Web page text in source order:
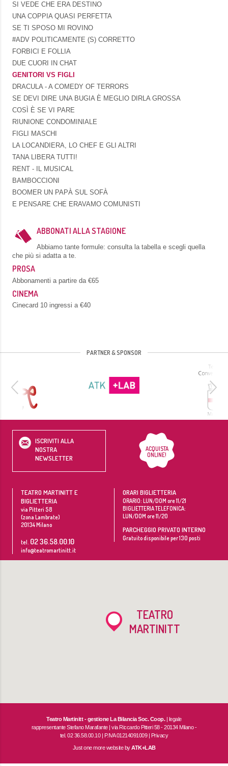
SI VEDE CHE ERA DESTINO
UNA COPPIA QUASI PERFETTA
SE TI SPOSO MI ROVINO
#ADV POLITICAMENTE (S) CORRETTO
FORBICI E FOLLIA
DUE CUORI IN CHAT
GENITORI VS FIGLI
DRACULA - A COMEDY OF TERRORS
SE DEVI DIRE UNA BUGIA È MEGLIO DIRLA GROSSA
COSÌ È SE VI PARE
RIUNIONE CONDOMINIALE
FIGLI MASCHI
LA LOCANDIERA, LO CHEF E GLI ALTRI
TANA LIBERA TUTTI!
RENT - IL MUSICAL
BAMBOCCIONI
BOOMER UN PAPÀ SUL SOFÀ
E PENSARE CHE ERAVAMO COMUNISTI
ABBONATI ALLA STAGIONE
Abbiamo tante formule: consulta la tabella e scegli quella
che più si adatta a te.
PROSA
Abbonamenti a partire da €65
CINEMA
Cinecard 10 ingressi a €40
PARTNER & SPONSOR
ISCRIVITI ALLA
NOSTRA
NEWSLETTER
ACQUISTA
ONLINE!
TEATRO MARTINITT E
BIGLIETTERIA
via Pitteri 58
(zona Lambrate)
20134Milano
tel. 02 36.58.00.10
info@teatromartinitt.it
ORARI BIGLIETTERIA
ORARIO: LUN/DOM ore 11/21
BIGLIETTERIA TELEFONICA:
LUN/DOM ore 11/20
PARCHEGGIO PRIVATO INTERNO
Gratuito disponibile per 130 posti
TEATRO
MARTINITT
Teatro Martinitt - gestione La Bilancia Soc. Coop.| legale
rappresentante Stefano Marafante | via Riccardo Pitteri 58 - 20134 Milano -
tel. 02 36.58.00.10 | P.IVA 01214091009 | Privacy
Just one more website byATK+LAB